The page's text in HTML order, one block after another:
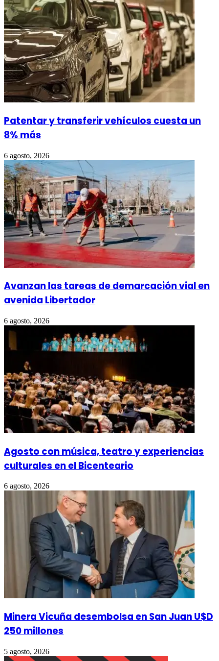
Patentar y transferir vehículos cuesta un
8% más
6 agosto, 2026
Avanzan las tareas de demarcación vial en
avenida Libertador
6 agosto, 2026
Agosto con música, teatro y experiencias
culturales en el Bicenteario
6 agosto, 2026
Minera Vicuña desembolsa en San Juan U$D
250 millones
5 agosto, 2026